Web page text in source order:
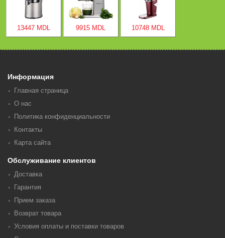
13447 MDL 9915 MDL 10748 MDL
Информация
Главная страница
О нас
Политика конфиденциальности
Контакты
Карта сайта
Обслуживание клиентов
Доставка
Гарантия
Прием заказа
Возврат товара
Условия оплаты и поставки товаров